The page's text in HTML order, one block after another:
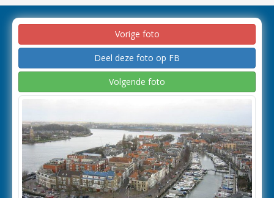
Vorige foto
Deel deze foto op FB
Volgende foto